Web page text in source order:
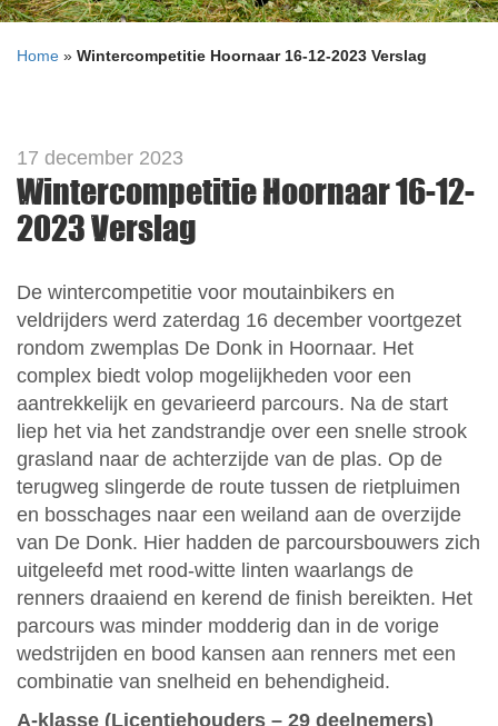
Home » Wintercompetitie Hoornaar 16-12-2023 Verslag
17 december 2023
Wintercompetitie Hoornaar 16-12-
2023 Verslag
De wintercompetitie voor moutainbikers en
veldrijders werd zaterdag 16 december voortgezet
rondom zwemplas De Donk in Hoornaar. Het
complex biedt volop mogelijkheden voor een
aantrekkelijk en gevarieerd parcours. Na de start
liep het via het zandstrandje over een snelle strook
grasland naar de achterzijde van de plas. Op de
terugweg slingerde de route tussen de rietpluimen
en bosschages naar een weiland aan de overzijde
van De Donk. Hier hadden de parcoursbouwers zich
uitgeleefd met rood-witte linten waarlangs de
renners draaiend en kerend de finish bereikten. Het
parcours was minder modderig dan in de vorige
wedstrijden en bood kansen aan renners met een
combinatie van snelheid en behendigheid.
A-klasse (Licentiehouders – 29 deelnemers)